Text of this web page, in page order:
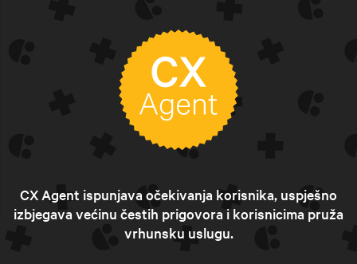
CX Agent ispunjava očekivanja korisnika, uspješno
izbjegava većinu čestih prigovora i korisnicima pruža
vrhunsku uslugu.